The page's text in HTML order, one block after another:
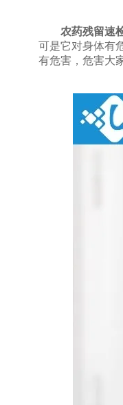
农药残留速
可是它对身体有
有危害，危害大